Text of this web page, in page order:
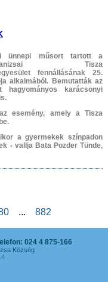
ünnepi műsort tartott a
Tisza
fennállásának 25.
alkalmából. Bemutatták az
hagyományos karácsonyi
esemény, amely a Tisza
a gyermekek színpadon
- vallja Bata Pozder Tünde,
... 882
024 4 875-166
Község